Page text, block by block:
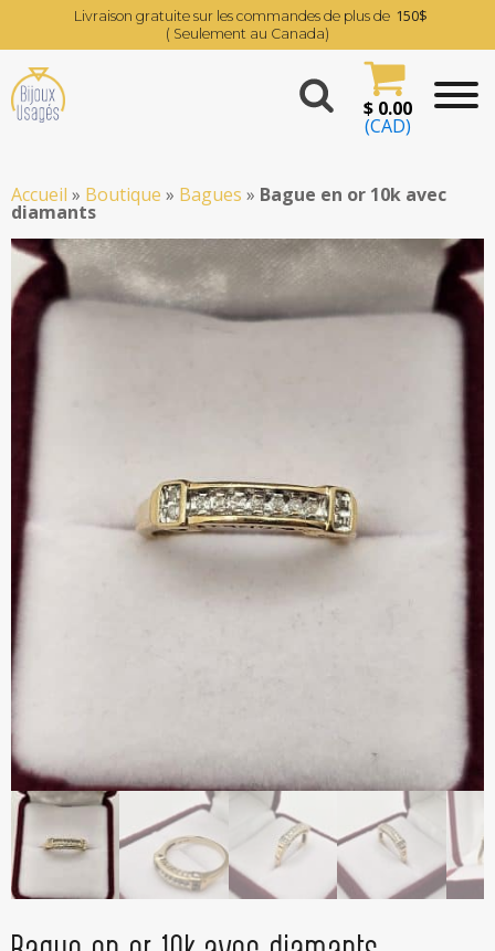
Livraison gratuite sur les commandes de plus de 150$
( Seulement au Canada)
$0.00
(CAD)
Accueil » Boutique » Bagues » Bague en or 10k avec
diamants